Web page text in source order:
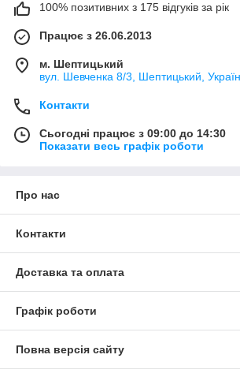
100% позитивних з 175 відгуків за рік
Працює з 26.06.2013
м. Шептицький
вул. Шевченка 8/3, Шептицький,
Контакти
Сьогодні працює з 09:00 до 14:30
Показати весь графік роботи
Про нас
Контакти
Доставка та оплата
Графік роботи
Повна версія сайту